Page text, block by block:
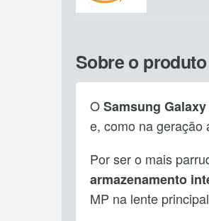
Sobre o produto
OSamsung Galaxy
e, como na geração
Por ser o mais
armazenamento
MP na lente